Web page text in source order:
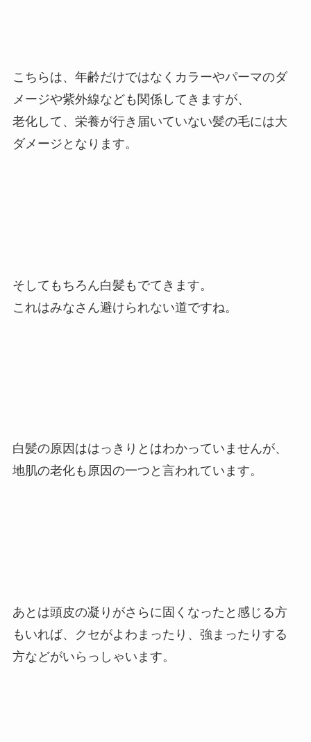
こちらは、年齢だけではなくカラーやパーマのダ
メージや紫外線なども関係してきますが、
老化して、栄養が行き届いていない髪の毛には大
ダメージとなります。
そしてもちろん白髪もでてきます。
これはみなさん避けられない道ですね。
白髪の原因ははっきりとはわかっていませんが、
地肌の老化も原因の一つと言われています。
あとは頭皮の凝りがさらに固くなったと感じる方
もいれば、クセがよわまったり、強まったりする
方などがいらっしゃいます。